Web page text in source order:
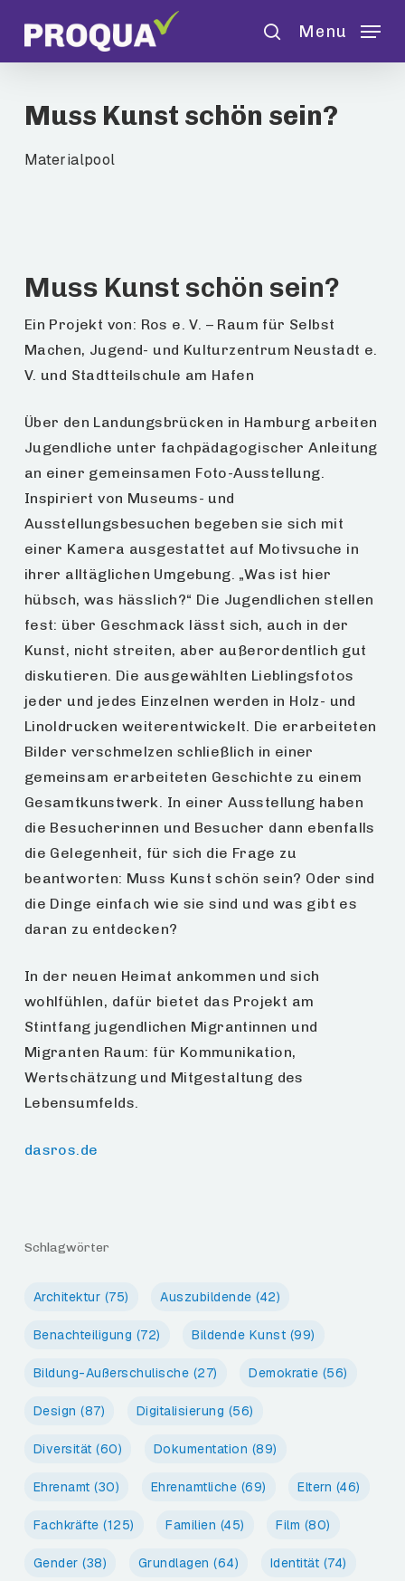
main
searchMenu
Muss Kunst schön sein?
Materialpool
Muss Kunst schön sein?
Ein Projekt von: Ros e. V. – Raum für Selbst
Machen, Jugend- und Kulturzentrum Neustadt e.
V. und Stadtteilschule am Hafen
Über den Landungsbrücken in Hamburg arbeiten
Jugendliche unter fachpädagogischer Anleitung
an einer gemeinsamen Foto-Ausstellung.
Inspiriert von Museums- und
Ausstellungsbesuchen begeben sie sich mit
einer Kamera ausgestattet auf Motivsuche in
ihrer alltäglichen Umgebung. „Was ist hier
hübsch, was hässlich?“ Die Jugendlichen stellen
fest: über Geschmack lässt sich, auch in der
Kunst, nicht streiten, aber außerordentlich gut
diskutieren. Die ausgewählten Lieblingsfotos
jeder und jedes Einzelnen werden in Holz- und
Linoldrucken weiterentwickelt. Die erarbeiteten
Bilder verschmelzen schließlich in einer
gemeinsam erarbeiteten Geschichte zu einem
Gesamtkunstwerk. In einer Ausstellung haben
die Besucherinnen und Besucher dann ebenfalls
die Gelegenheit, für sich die Frage zu
beantworten: Muss Kunst schön sein? Oder sind
die Dinge einfach wie sie sind und was gibt es
daran zu entdecken?
In der neuen Heimat ankommen und sich
wohlfühlen, dafür bietet das Projekt am
Stintfang jugendlichen Migrantinnen und
Migranten Raum: für Kommunikation,
Wertschätzung und Mitgestaltung des
Lebensumfelds.
dasros.de
Schlagwörter
Architektur (75) Auszubildende (42)
Benachteiligung (72) Bildende Kunst (99)
Bildung-Außerschulische (27) Demokratie (56)
Design (87) Digitalisierung (56)
Diversität (60) Dokumentation (89)
Ehrenamt (30) Ehrenamtliche (69) Eltern (46)
Fachkräfte (125) Familien (45) Film (80)
Gender (38) Grundlagen (64) Identität (74)